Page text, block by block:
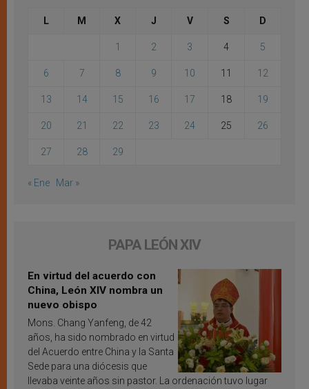
L M X J V S D
1 2 3 4 5
6 7 8 9 10 11 12
13 14 15 16 17 18 19
20 21 22 23 24 25 26
27 28 29
« Ene Mar »
PAPA LEÓN XIV
En virtud del acuerdo con
China, León XIV nombra un
nuevo obispo
Mons. Chang Yanfeng, de 42
años, ha sido nombrado en virtud
del Acuerdo entre China y la Santa
Sede para una diócesis que
llevaba veinte años sin pastor. La ordenación tuvo lugar